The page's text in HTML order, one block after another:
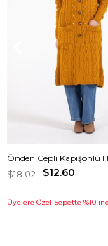
$12.60
$18.02
Üyelere Özel Sepette %10